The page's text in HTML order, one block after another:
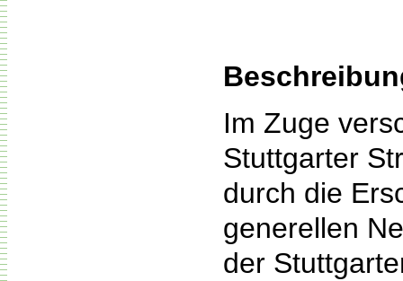
Im Zuge
Stuttgarter
durch die
generellen
der